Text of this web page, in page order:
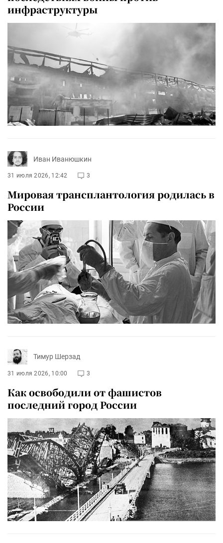
инфраструктуры
Иван Иванюшкин
31 июля 2026, 12:42 3
Мировая трансплантология родилась в
России
Тимур Шерзад
31 июля 2026, 10:00 3
Как освободили от фашистов
последний город России